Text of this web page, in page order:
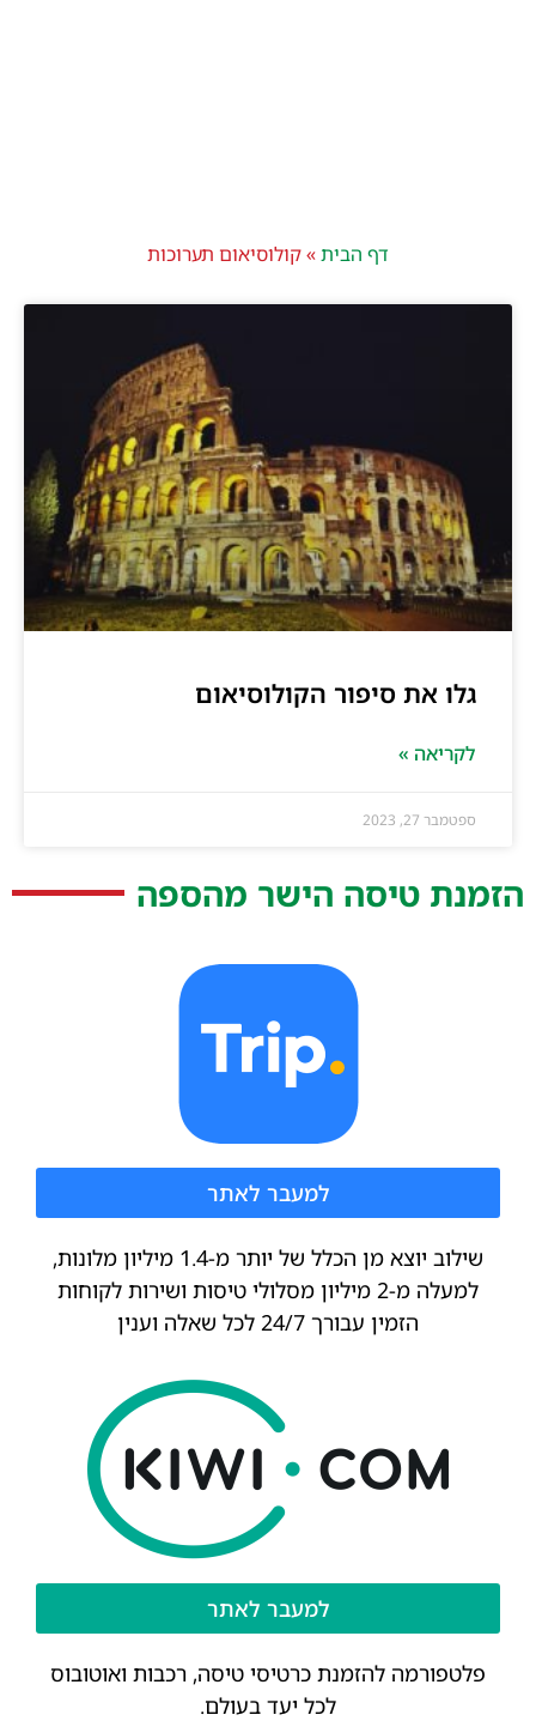
דף הבית»קולוסיאום תערוכות
גלו את סיפור הקולוסיאום
לקריאה »
ספטמבר 27, 2023
הזמנת טיסה הישר מהספה
למעבר לאתר
שילוב יוצא מן הכלל של יותר מ-1.4 מיליון מלונות,
למעלה מ-2 מיליון מסלולי טיסות ושירות לקוחות
הזמין עבורך 24/7 לכל שאלה וענין
למעבר לאתר
פלטפורמה להזמנת כרטיסי טיסה, רכבות ואוטובוס
לכל יעד בעולם.